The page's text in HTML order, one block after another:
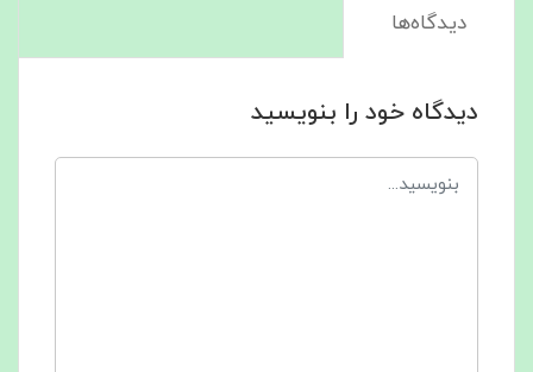
دیدگاه‌ها
دیدگاه خود را بنویسید